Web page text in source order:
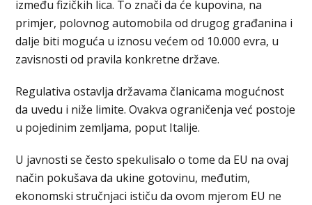
između fizičkih lica. To znači da će kupovina, na
primjer, polovnog automobila od drugog građanina i
dalje biti moguća u iznosu većem od 10.000 evra, u
zavisnosti od pravila konkretne države.
Regulativa ostavlja državama članicama mogućnost
da uvedu i niže limite. Ovakva ograničenja već postoje
u pojedinim zemljama, poput Italije.
U javnosti se često spekulisalo o tome da EU na ovaj
način pokušava da ukine gotovinu, međutim,
ekonomski stručnjaci ističu da ovom mjerom EU ne